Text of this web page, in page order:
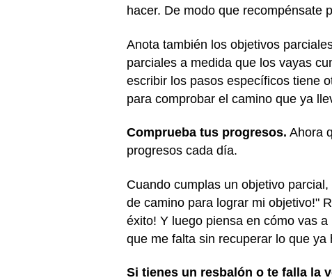
hacer. De modo que recompénsate
Anota también los objetivos
parciales a medida que los vayas
escribir los pasos específicos tiene
para comprobar el camino que ya
Comprueba tus progresos. Ahora
progresos cada día.
Cuando cumplas un objetivo
de camino para lograr mi objetivo!"
éxito! Y luego piensa en cómo vas
que me falta sin recuperar lo que ya
Si tienes un resbalón o te falla la